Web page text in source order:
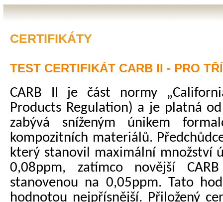
CERTIFIKÁTY
TEST CERTIFIKÁT CARB II - PRO
CARB II je část normy „
Products Regulation) a je platná
zabývá sníženým únikem
kompozitních materiálů.
který stanovil maximální množství
0,08ppm, zatímco novější
stanovenou na 0,05ppm. Tato
hodnotou nejpřísnější. Přiložený